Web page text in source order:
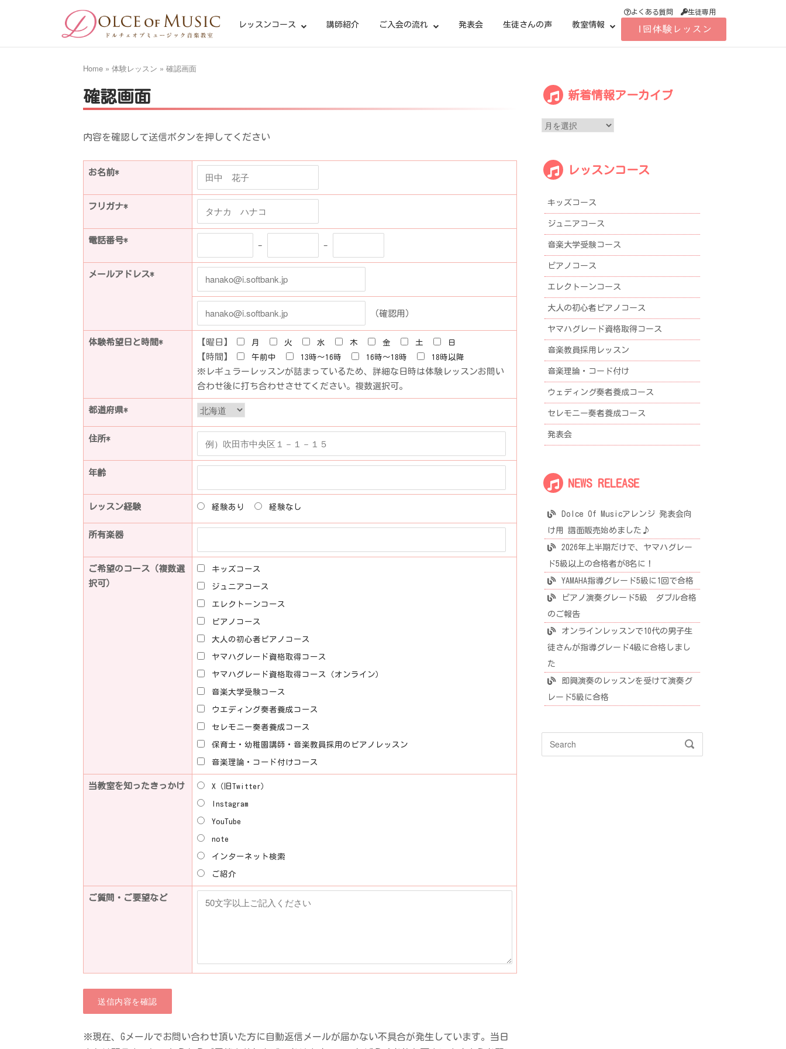
Home
レッスンコース 講師紹介 ご入会の流れ 発表会 生徒さんの声 教室情報
よくある質問 生徒専用
Home » 体験レッスン » 確認画面
確認画面
内容を確認して送信ボタンを押してください
お名前*
フリガナ*
電話番号*
- -
メールアドレス*
（確認用）
体験希望日と時間* 【曜日】 月 火 水 木 金 土 日
【時間】 午前中 13時～16時 16時～18時 18時以降
※レギュラーレッスンが詰まっているため、詳細な日時は体験レッスンお問い
合わせ後に打ち合わせさせてください。複数選択可。
都道府県*
住所*
年齢
レッスン経験 経験あり 経験なし
所有楽器
ご希望のコース（複数選
択可）
キッズコース
ジュニアコース
エレクトーンコース
ピアノコース
大人の初心者ピアノコース
ヤマハグレード資格取得コース
ヤマハグレード資格取得コース（オンライン）
音楽大学受験コース
ウエディング奏者養成コース
セレモニー奏者養成コース
保育士・幼稚園講師・音楽教員採用のピアノレッスン
音楽理論・コード付けコース
当教室を知ったきっかけ X（旧Twitter）
Instagram
YouTube
note
インターネット検索
ご紹介
ご質問・ご要望など
※現在、Gメールでお問い合わせ頂いた方に自動返信メールが届かない不具合が発生しています。当日
新着情報アーカイブ
レッスンコース
キッズコース
ジュニアコース
音楽大学受験コース
ピアノコース
エレクトーンコース
大人の初心者ピアノコース
ヤマハグレード資格取得コース
音楽教員採用レッスン
音楽理論・コード付け
ウェディング奏者養成コース
セレモニー奏者養成コース
発表会
NEWS RELEASE
Dolce Of Musicアレンジ 発表会向
け用 譜面販売始めました♪
2026年上半期だけで、ヤマハグレー
ド5級以上の合格者が8名に！
YAMAHA指導グレード5級に1回で合格
ピアノ演奏グレード5級 ダブル合格
のご報告
オンラインレッスンで10代の男子生
徒さんが指導グレード4級に合格しまし
た
即興演奏のレッスンを受けて演奏グ
レード5級に合格
Search
SEARCH